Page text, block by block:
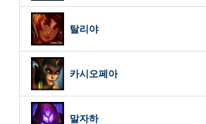
탈리야
카시오페아
말자하